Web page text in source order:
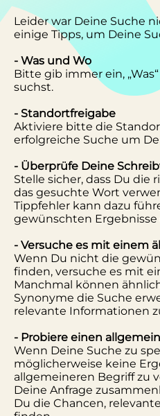
Leider war Deine Suche
einige Tipps, um Deine
- Was und Wo
Bitte gib immer ein,
suchst.
- Standortfreigabe
Aktiviere bitte die
erfolgreiche Suche um
- Überprüfe Deine
Stelle sicher, dass Du die
das gesuchte Wort
Tippfehler kann dazu
gewünschten Ergebnisse
- Versuche es mit einem
Wenn Du nicht die
finden, versuche es mit
Manchmal können
Synonyme die Suche
relevante Informationen
- Probiere einen
Wenn Deine Suche zu
möglicherweise keine
allgemeineren Begriff zu
Deine Anfrage
Du die Chancen,